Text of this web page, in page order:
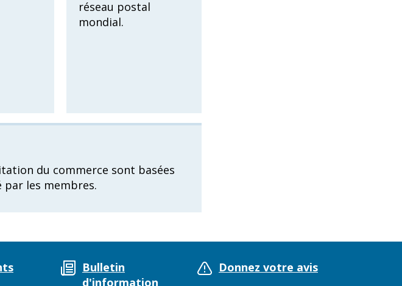
réseau postal
mondial.
du commerce sont basées
les membres.
Bulletin
d'information
Donnez votre avis